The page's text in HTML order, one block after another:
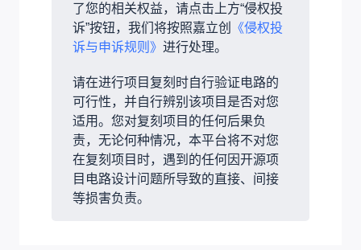
了您的相关权益，请点击上方“侵权投
诉”按钮，我们将按照嘉立创
《侵权投
诉与申诉规则》 进行处理。
请在进行项目复刻时自行验证电路的
可行性，并自行辨别该项目是否对您
适用。您对复刻项目的任何后果负
责，无论何种情况，本平台将不对您
在复刻项目时，遇到的任何因开源项
目电路设计问题所导致的直接、间接
等损害负责。